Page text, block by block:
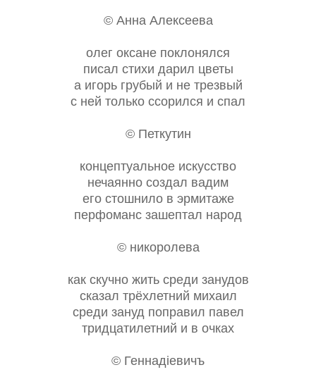
© Анна Алексеева
олег оксане поклонялся
писал стихи дарил цветы
а игорь грубый и не трезвый
с ней только ссорился и спал
© Петкутин
концептуальное искусство
нечаянно создал вадим
его стошнило в эрмитаже
перфоманс зашептал народ
© никоролева
как скучно жить среди занудов
сказал трёхлетний михаил
среди зануд поправил павел
тридцатилетний и в очках
© Геннадiевичъ